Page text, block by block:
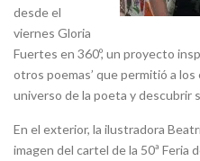
desde el
viernes Gloria
Fuertes en 360º, un proyecto
otros poemas’ que permitió a
universo de la poeta y descubrir
En el exterior, la ilustradora
imagen del cartel de la 50ª Feria